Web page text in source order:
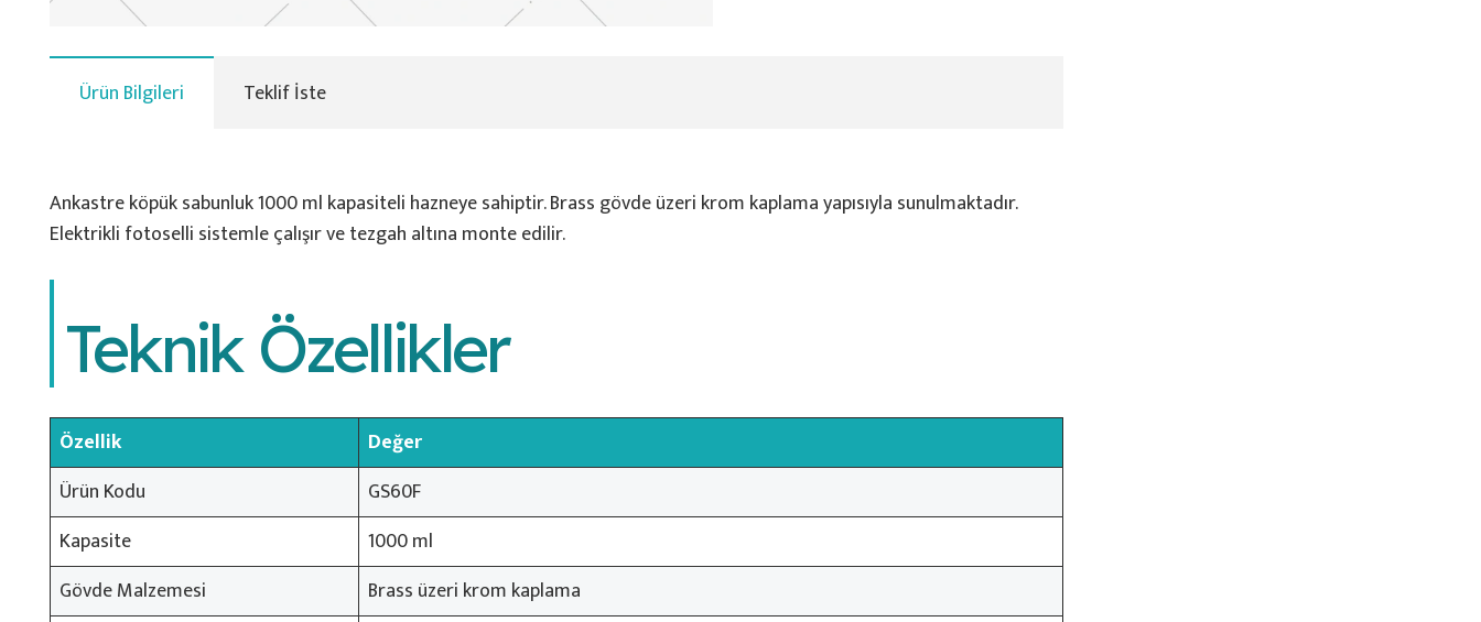
Ürün Bilgileri Teklif İste
Ankastre köpük sabunluk 1000 ml kapasiteli hazneye sahiptir. Brass gövde üzeri krom kaplama yapısıyla sunulmaktadır.
Elektrikli fotoselli sistemle çalışır ve tezgah altına monte edilir.
Teknik Özellikler
Özellik
Değer
Ürün Kodu
GS60F
Kapasite
1000 ml
Gövde Malzemesi
Brass üzeri krom kaplama